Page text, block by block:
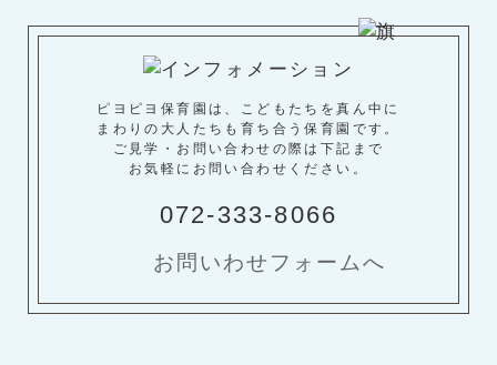
ピヨピヨ保育園は、こどもたちを真ん中に
まわりの大人たちも育ち合う保育園です。
ご見学・お問い合わせの際は下記まで
お気軽にお問い合わせください。
072-333-8066
お問いわせフォームへ